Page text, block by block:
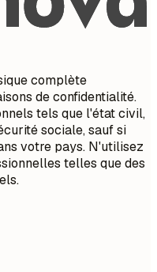
complète
de confidentialité.
tels que l'état civil,
sociale, sauf si
votre pays. N'utilisez
telles que des